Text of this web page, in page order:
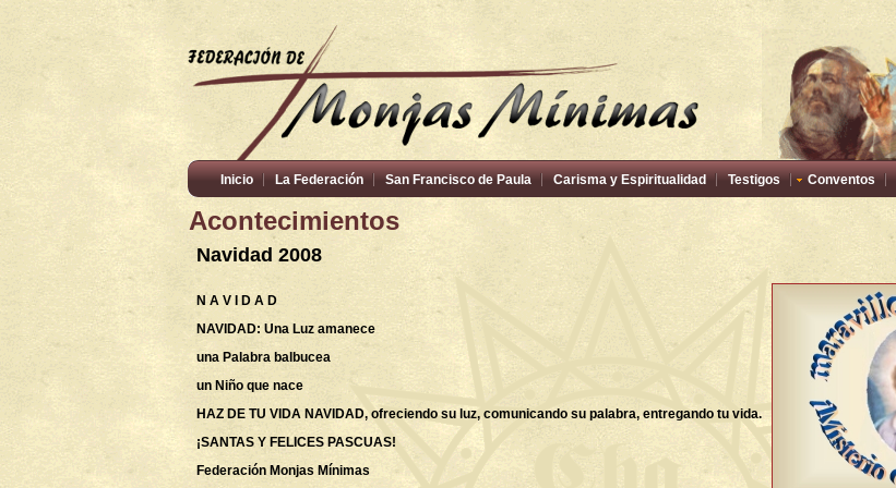
Inicio La Federación San Francisco de Paula Carisma y Espiritualidad Testigos Conventos
Acontecimientos
Navidad 2008
N A V I D A D
NAVIDAD: Una Luz amanece
una Palabra balbucea
un Niño que nace
HAZ DE TU VIDA NAVIDAD, ofreciendo su luz, comunicando su palabra, entregando tu vida.
¡SANTAS Y FELICES PASCUAS!
Federación Monjas Mínimas